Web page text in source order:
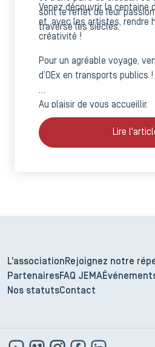
sont le reflet de leur
traversé les siècles.
Venez découvrir la centaine
et, avec les artistes, rendre
créativité !
Pour un agréable voyage,
d’OEx en transports publics !
Au plaisir de vous accueillir.
Lire
L'association Rejoignez notre
PartenairesFAQ JEMA
Nos statutsContact